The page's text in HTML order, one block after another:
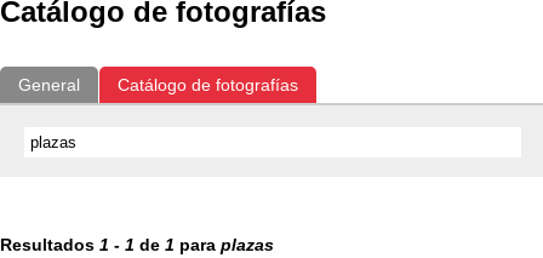
Catálogo de fotografías
General Catálogo de fotografías
Resultados 1 - 1 de 1 para plazas